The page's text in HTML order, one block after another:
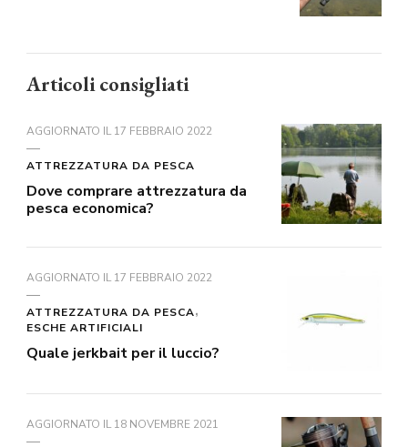
Articoli consigliati
AGGIORNATO IL17 FEBBRAIO 2022
ATTREZZATURA DA PESCA
Dove comprare attrezzatura da
pesca economica?
AGGIORNATO IL17 FEBBRAIO 2022
ATTREZZATURA DA PESCA
ESCHE ARTIFICIALI
Quale jerkbait per il luccio?
AGGIORNATO IL18 NOVEMBRE 2021